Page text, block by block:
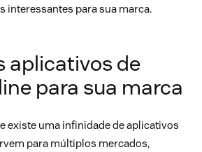
interessantes para sua marca.
aplicativos de
para sua marca
existe uma infinidade de aplicativos
para múltiplos mercados,